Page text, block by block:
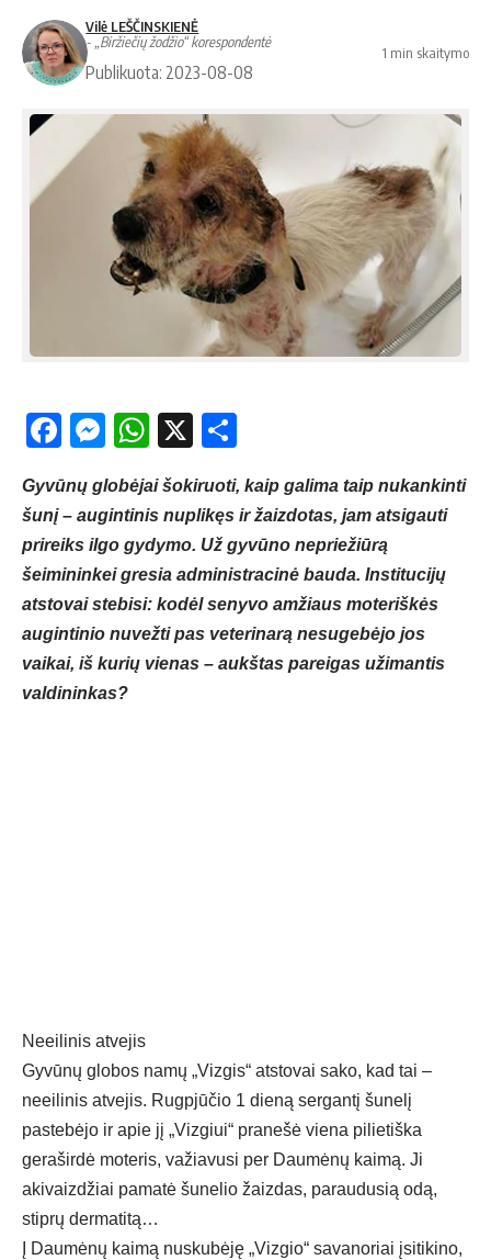
Vilė LEŠČINSKIENĖ
- „Biržiečių žodžio“ korespondentė
Publikuota: 2023-08-08
1 min skaitymo
Facebook
Messenger
WhatsApp
X
Gyvūnų globėjai šokiruoti, kaip galima taip nukankinti
šunį – augintinis nuplikęs ir žaizdotas, jam atsigauti
prireiks ilgo gydymo. Už gyvūno nepriežiūrą
šeimininkei gresia administracinė bauda. Institucijų
atstovai stebisi: kodėl senyvo amžiaus moteriškės
augintinio nuvežti pas veterinarą nesugebėjo jos
vaikai, iš kurių vienas – aukštas pareigas užimantis
valdininkas?
Neeilinis atvejis
Gyvūnų globos namų „Vizgis“ atstovai sako, kad tai –
neeilinis atvejis. Rugpjūčio 1 dieną sergantį šunelį
pastebėjo ir apie jį „Vizgiui“ pranešė viena pilietiška
geraširdė moteris, važiavusi per Daumėnų kaimą. Ji
akivaizdžiai pamatė šunelio žaizdas, paraudusią odą,
stiprų dermatitą…
Į Daumėnų kaimą nuskubėję „Vizgio“ savanoriai įsitikino,